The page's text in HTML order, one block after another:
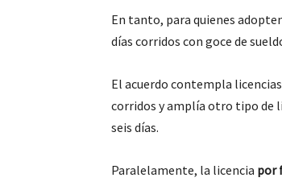
En tanto, para quienes
días corridos con goce de
El acuerdo contempla
corridos y amplía otro tipo de
seis días.
Paralelamente, la licencia por